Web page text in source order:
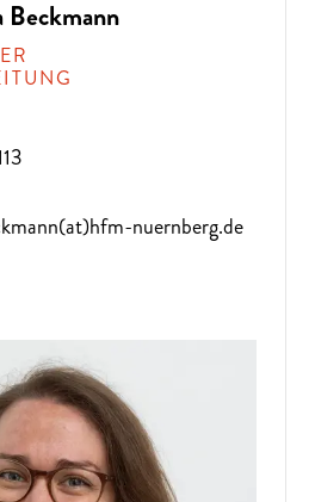
nuernberg.de